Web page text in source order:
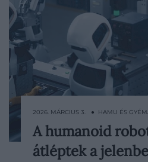
A humanoid robotok
szakaszba lépett: a
2026. MÁRCIUS 3. ● HAMU ÉS
A humanoid
átléptek a